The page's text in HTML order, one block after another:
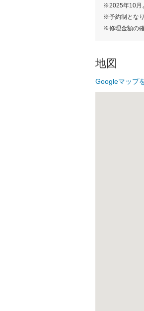
※2025年10月
※予約制となり
※修理金額の
地図
Googleマップ